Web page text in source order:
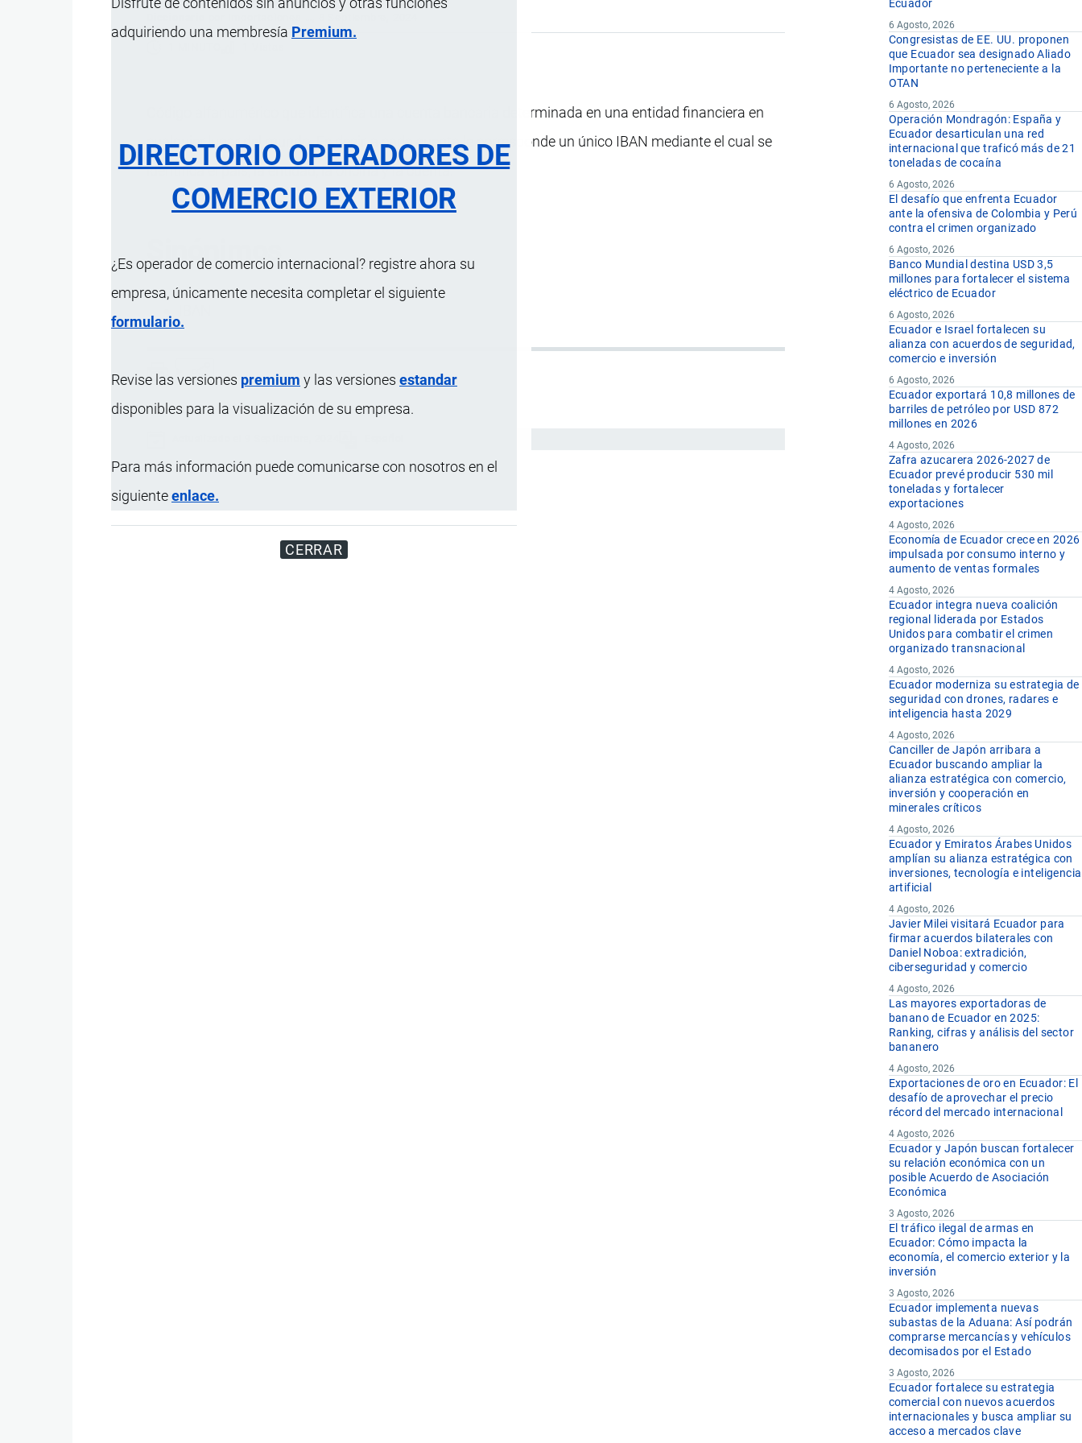
adquiriendo una membresía Premium.
DIRECTORIO OPERADORES DE
COMERCIO EXTERIOR
¿Es operador de comercio internacional? registre ahora su
empresa, únicamente necesita completar el siguiente
formulario.
Revise las versiones premium y las versiones estandar
disponibles para la visualización de su empresa.
Para más información puede comunicarse con nosotros en el
siguienteenlace.
CERRAR
Código alfanumérico que identifica una cuenta bancaria determinada en una entidad financiera en
cualquier lugar del mundo. Es decir, a cada cuenta le corresponde un único IBAN mediante el cual se
identifica el país, la entidad, la oficina y la cuenta.
Sinónimos
Ecuador
6 Agosto, 2026
Congresistas de EE. UU. proponen
que Ecuador sea designado Aliado
Importante no perteneciente a la
OTAN
6 Agosto, 2026
Operación Mondragón: España y
Ecuador desarticulan una red
internacional que traficó más de 21
toneladas de cocaína
6 Agosto, 2026
El desafío que enfrenta Ecuador
ante la ofensiva de Colombia y Perú
contra el crimen organizado
6 Agosto, 2026
Banco Mundial destina USD 3,5
millones para fortalecer el sistema
eléctrico de Ecuador
6 Agosto, 2026
Ecuador e Israel fortalecen su
alianza con acuerdos de seguridad,
comercio e inversión
6 Agosto, 2026
Ecuador exportará 10,8 millones de
barriles de petróleo por USD 872
millones en 2026
4 Agosto, 2026
Zafra azucarera 2026-2027 de
Ecuador prevé producir 530 mil
toneladas y fortalecer
exportaciones
4 Agosto, 2026
Economía de Ecuador crece en 2026
impulsada por consumo interno y
aumento de ventas formales
4 Agosto, 2026
Ecuador integra nueva coalición
regional liderada por Estados
Unidos para combatir el crimen
organizado transnacional
4 Agosto, 2026
Ecuador moderniza su estrategia de
seguridad con drones, radares e
inteligencia hasta 2029
4 Agosto, 2026
Canciller de Japón arribara a
Ecuador buscando ampliar la
alianza estratégica con comercio,
inversión y cooperación en
minerales críticos
4 Agosto, 2026
Ecuador y Emiratos Árabes Unidos
amplían su alianza estratégica con
inversiones, tecnología e inteligencia
artificial
4 Agosto, 2026
Javier Milei visitará Ecuador para
firmar acuerdos bilaterales con
Daniel Noboa: extradición,
ciberseguridad y comercio
4 Agosto, 2026
Las mayores exportadoras de
banano de Ecuador en 2025:
Ranking, cifras y análisis del sector
bananero
4 Agosto, 2026
Exportaciones de oro en Ecuador: El
desafío de aprovechar el precio
récord del mercado internacional
4 Agosto, 2026
Ecuador y Japón buscan fortalecer
su relación económica con un
posible Acuerdo de Asociación
Económica
3 Agosto, 2026
El tráfico ilegal de armas en
Ecuador: Cómo impacta la
economía, el comercio exterior y la
inversión
3 Agosto, 2026
Ecuador implementa nuevas
subastas de la Aduana: Así podrán
comprarse mercancías y vehículos
decomisados por el Estado
3 Agosto, 2026
Ecuador fortalece su estrategia
comercial con nuevos acuerdos
internacionales y busca ampliar su
acceso a mercados clave